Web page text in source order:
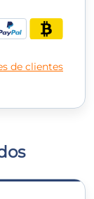
de clientes